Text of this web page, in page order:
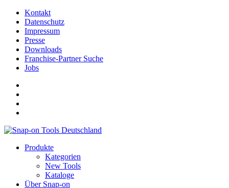
Kontakt
Datenschutz
Impressum
Presse
Downloads
Franchise-Partner Suche
Jobs
Produkte
Kategorien
New Tools
Kataloge
Über Snap-on